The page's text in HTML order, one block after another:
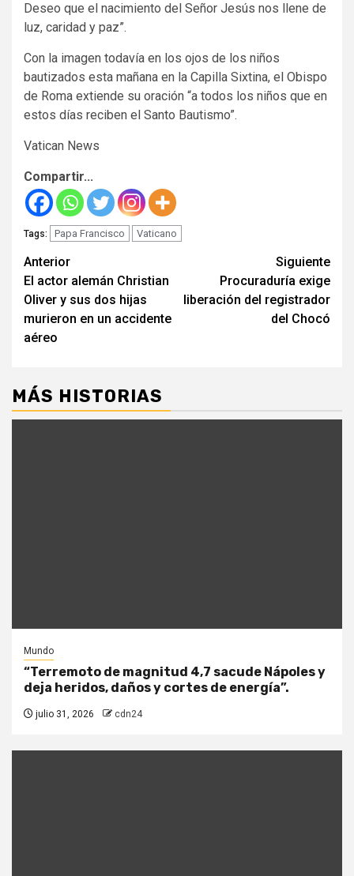
Deseo que el nacimiento del Señor Jesús nos llene de
luz, caridad y paz”.
Con la imagen todavía en los ojos de los niños
bautizados esta mañana en la Capilla Sixtina, el Obispo
de Roma extiende su oración “a todos los niños que en
estos días reciben el Santo Bautismo”.
Vatican News
Compartir...
Tags: Papa Francisco Vaticano
Seguir
leyendo
Anterior
El actor alemán Christian
Oliver y sus dos hijas
murieron en un accidente
aéreo
Siguiente
Procuraduría exige
liberación del registrador
del Chocó
MÁS HISTORIAS
Mundo
“Terremoto de magnitud 4,7 sacude Nápoles y
deja heridos, daños y cortes de energía”.
julio 31, 2026 cdn24